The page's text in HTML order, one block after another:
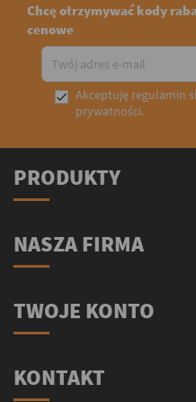
Chcę otrzymywać kody
cenowe
 Akceptuję regulamin
prywatności.
PRODUKTY
NASZA FIRMA
TWOJE KONTO
KONTAKT